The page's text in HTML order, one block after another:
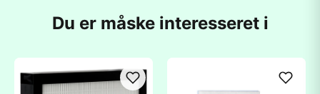
Du er måske interesseret i